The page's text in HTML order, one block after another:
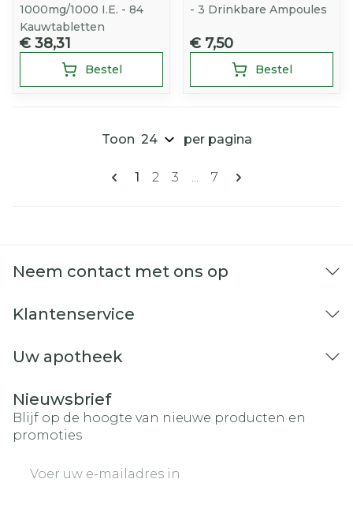
1000mg/1000 I.E. - 84
Kauwtabletten
€ 38,31
Bestel
- 3 Drinkbare Ampoules
€ 7,50
Bestel
Pagina's
U lees momenteel pagina
1 Pagina
2 Pagina
3 ... Pagina
7
Toon per pagina
Neem contact met ons op
Klantenservice
Uw apotheek
Nieuwsbrief
Blijf op de hoogte van nieuwe producten en
promoties